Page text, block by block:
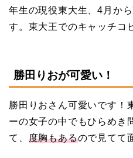
年生の現役東大生、4月か
す。東大王でのキャッチコ
勝田りおが可愛い！
勝田りおさん可愛いです！
ーの女子の中でもひらめき
て、 度胸もあるので見てて